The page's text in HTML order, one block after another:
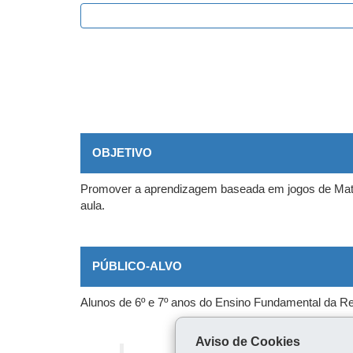
OBJETIVO
Promover a aprendizagem baseada em jogos de
aula.
PÚBLICO-ALVO
Alunos de 6º e 7º anos do Ensino Fundamental da
Aviso de Cookies